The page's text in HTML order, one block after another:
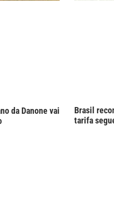
da Danone vai
Brasil
tarifa